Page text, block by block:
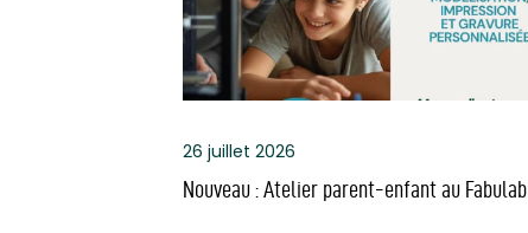
26 juillet 2026
Nouveau : Atelier parent-enfant au Fabulab